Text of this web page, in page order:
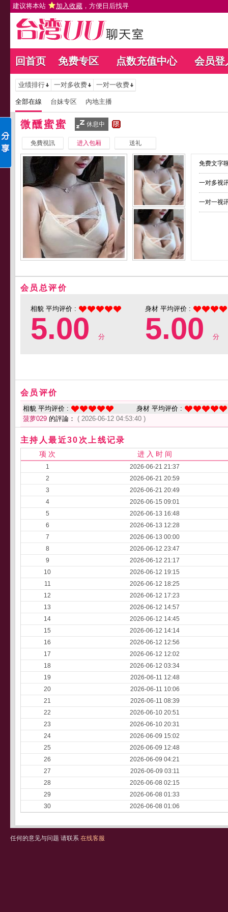
建议将本站 加入收藏 ，方便日后找寻
回首页 免费专区 点数充值中心 会员登
业绩排行 一对多收费 一对一收费
全部在線 台妹专区 內地主播
微醺蜜蜜 休息中
免費視訊 进入包厢 送礼
免费文字
一对多视
一对一视
会员总评价
相貌 平均评价 :
5.00 分
身材 平均评价 :
5.00 分
会员评价
相貌 平均评价 :
身材 平均评价 :
菠萝029 的評論： ( 2026-06-12 04:53:40 )
主持人最近30次上线记录
项 次 进 入 时 间
1
2026-06-21 21:37
2
2026-06-21 20:59
3
2026-06-21 20:49
4
2026-06-15 09:01
5
2026-06-13 16:48
6
2026-06-13 12:28
7
2026-06-13 00:00
8
2026-06-12 23:47
9
2026-06-12 21:17
10
2026-06-12 19:15
11
2026-06-12 18:25
12
2026-06-12 17:23
13
2026-06-12 14:57
14
2026-06-12 14:45
15
2026-06-12 14:14
16
2026-06-12 12:56
17
2026-06-12 12:02
18
2026-06-12 03:34
19
2026-06-11 12:48
20
2026-06-11 10:06
21
2026-06-11 08:39
22
2026-06-10 20:51
23
2026-06-10 20:31
24
2026-06-09 15:02
25
2026-06-09 12:48
26
2026-06-09 04:21
27
2026-06-09 03:11
28
2026-06-08 02:15
29
2026-06-08 01:33
30
2026-06-08 01:06
任何的意见与问题 请联系 在线客服